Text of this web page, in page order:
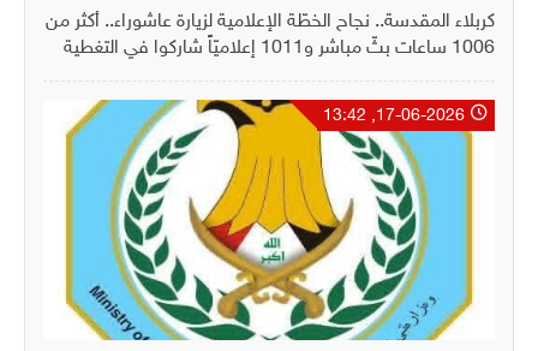
كربلاء المقدسة.. نجاح الخطّة الإعلامية لزيارة عاشوراء.. أكثر من
1006 ساعات بثّ مباشر و1011 إعلاميّاً شاركوا في التغطية